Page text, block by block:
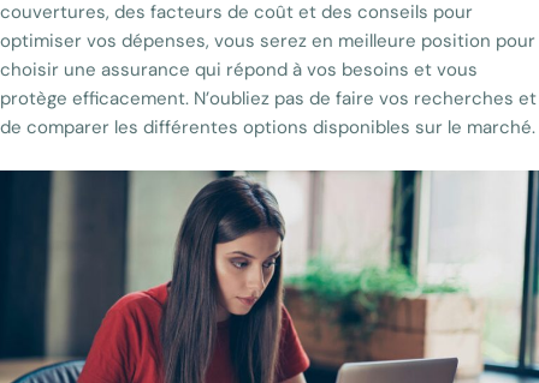
couvertures, des facteurs de coût et des conseils pour
optimiser vos dépenses, vous serez en meilleure position pour
choisir une assurance qui répond à vos besoins et vous
protège efficacement. N’oubliez pas de faire vos recherches et
de comparer les différentes options disponibles sur le marché.